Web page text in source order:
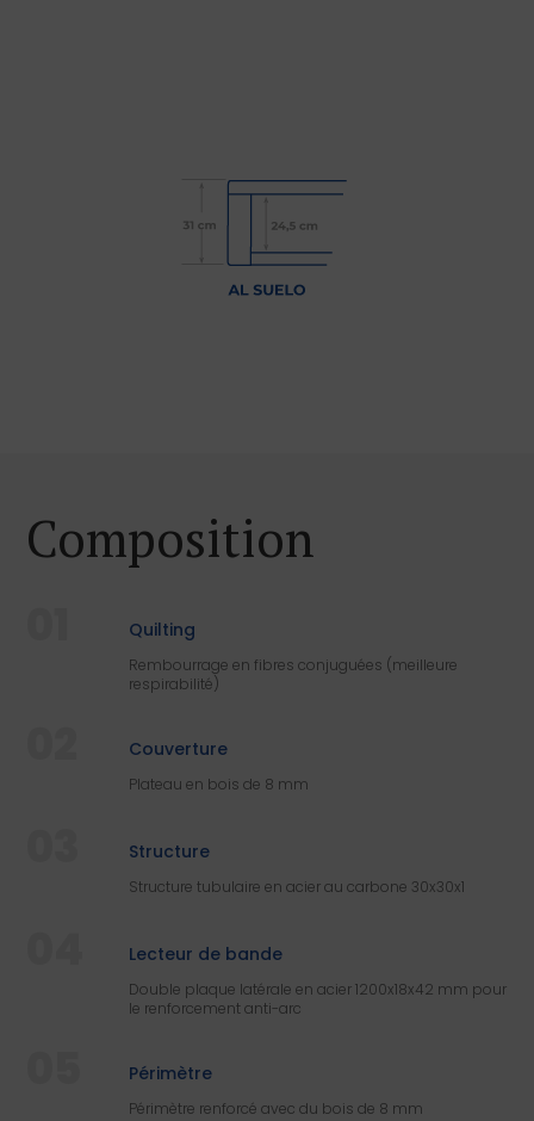
Composition
Quilting
Rembourrage en fibres conjuguées (meilleure
respirabilité)
Couverture
Plateau en bois de 8 mm
Structure
Structure tubulaire en acier au carbone 30x30x1
Lecteur de bande
Double plaque latérale en acier 1200x18x42 mm pour
le renforcement anti-arc
Périmètre
Périmètre renforcé avec du bois de 8 mm